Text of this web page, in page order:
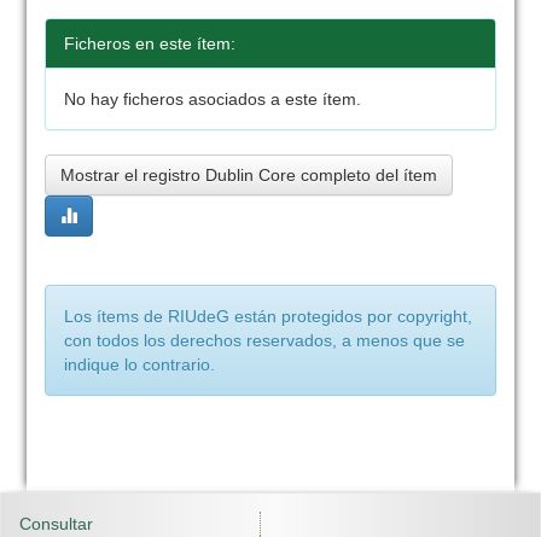
Ficheros en este ítem:
No hay ficheros asociados a este ítem.
Mostrar el registro Dublin Core completo del ítem
Los ítems de RIUdeG están protegidos por copyright,
con todos los derechos reservados, a menos que se
indique lo contrario.
Consultar